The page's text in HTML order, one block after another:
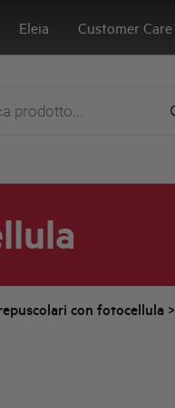
Eleia Customer Care
con fotocellula >